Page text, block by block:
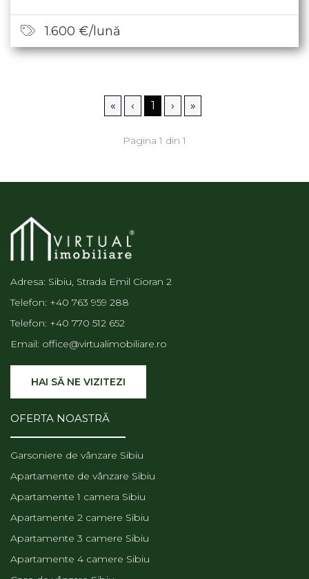
1.600 €/lună
« ‹ 1 › »
Pagina 1 din 1
Adresa: Sibiu, Strada Emil Cioran 2
Telefon: +40 763 959 288
Telefon: +40 770 512 652
Email: office@virtualimobiliare.ro
HAI SĂ NE VIZITEZI
OFERTA NOASTRĂ
Garsoniere de vânzare Sibiu
Apartamente de vânzare Sibiu
Apartamente 1 camera Sibiu
Apartamente 2 camere Sibiu
Apartamente 3 camere Sibiu
Apartamente 4 camere Sibiu